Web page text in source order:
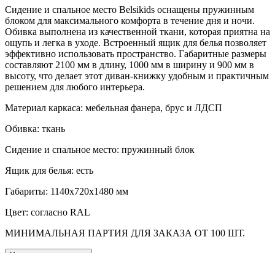
Сидение и спальное место Belsikids оснащены пружинным
блоком для максимального комфорта в течение дня и ночи.
Обивка выполнена из качественной ткани, которая приятна на
ощупь и легка в уходе. Встроенный ящик для белья позволяет
эффективно использовать пространство. Габаритные размеры
составляют 2100 мм в длину, 1000 мм в ширину и 900 мм в
высоту, что делает этот диван-книжку удобным и практичным
решением для любого интерьера.
Материал каркаса: мебельная фанера, брус и ЛДСП
Обивка: ткань
Сидение и спальное место: пружинный блок
Ящик для белья: есть
Габариты: 1140х720х1480 мм
Цвет: согласно RAL
МИНИМАЛЬНАЯ ПАРТИЯ ДЛЯ ЗАКАЗА ОТ 100 ШТ.